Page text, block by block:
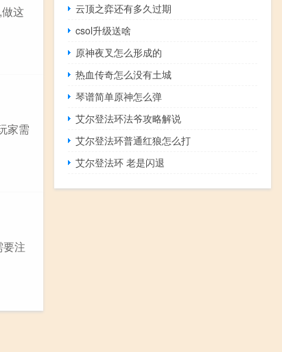
这
家需
要注
云顶之弈还有多久过期
csol升级送啥
原神夜叉怎么形成的
热血传奇怎么没有土城
琴谱简单原神怎么弹
艾尔登法环法爷攻略解说
艾尔登法环普通红狼怎么打
艾尔登法环 老是闪退